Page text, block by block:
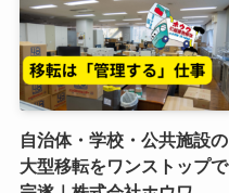
自治体・学校・公共施設の
大型移転をワンストップで